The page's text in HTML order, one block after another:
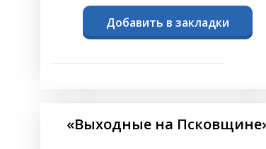
Добавить в закладки
«Выходные на